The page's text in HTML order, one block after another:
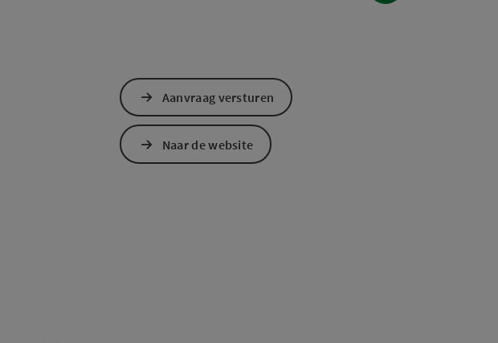
Aanvraag versturen
Naar de website